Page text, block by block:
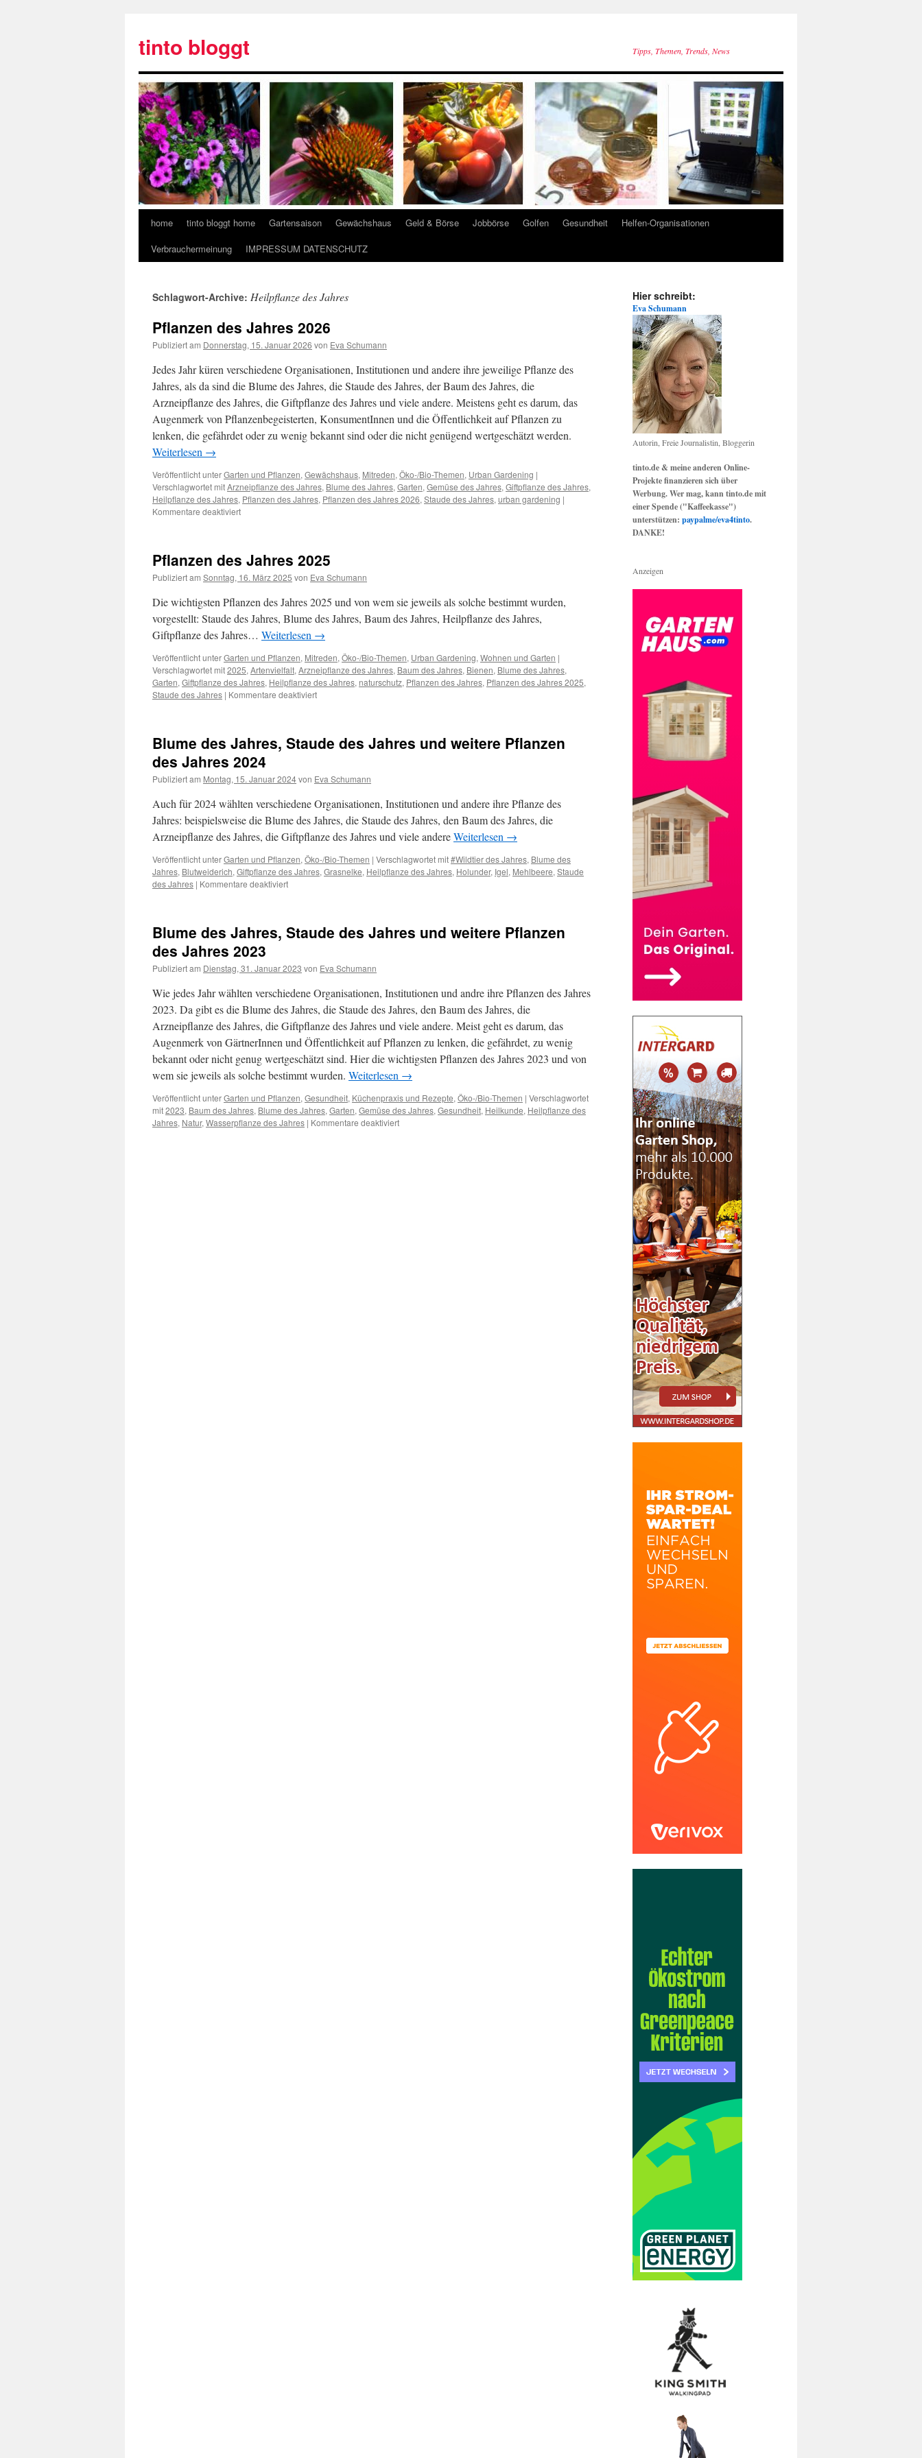
tinto bloggt Tipps, Themen, Trends, News
home tinto bloggt home Gartensaison Gewächshaus Geld & Börse Jobbörse Golfen Gesundheit
Helfen-Organisationen
Verbrauchermeinung
IMPRESSUM DATENSCHUTZ
Schlagwort-Archive: Heilpflanze des Jahres
Pflanzen des Jahres 2026
Publiziert am Donnerstag, 15. Januar 2026 von Eva Schumann
Jedes Jahr küren verschiedene Organisationen, Institutionen und andere ihre jeweilige Pflanze des
Jahres, als da sind die Blume des Jahres, die Staude des Jahres, der Baum des Jahres, die
Arzneipflanze des Jahres, die Giftpflanze des Jahres und viele andere. Meistens geht es darum, das
Augenmerk von Pflanzenbegeisterten, KonsumentInnen und die Öffentlichkeit auf Pflanzen zu
lenken, die gefährdet oder zu wenig bekannt sind oder die nicht genügend wertgeschätzt werden.
Weiterlesen →
Veröffentlicht unterGarten und Pflanzen, Gewächshaus, Mitreden, Öko-/Bio-Themen, Urban Gardening |
Verschlagwortet mitArzneipflanze des Jahres, Blume des Jahres, Garten, Gemüse des Jahres, Giftpflanze des Jahres,
Heilpflanze des Jahres, Pflanzen des Jahres, Pflanzen des Jahres 2026, Staude des Jahres, urban gardening |
Kommentare deaktiviert
Pflanzen des Jahres 2025
Publiziert am Sonntag, 16. März 2025 von Eva Schumann
Die wichtigsten Pflanzen des Jahres 2025 und von wem sie jeweils als solche bestimmt wurden,
vorgestellt: Staude des Jahres, Blume des Jahres, Baum des Jahres, Heilpflanze des Jahres,
Giftpflanze des Jahres… Weiterlesen →
Veröffentlicht unterGarten und Pflanzen, Mitreden, Öko-/Bio-Themen, Urban Gardening, Wohnen und Garten |
Verschlagwortet mit2025, Artenvielfalt, Arzneipflanze des Jahres, Baum des Jahres, Bienen, Blume des Jahres,
Garten, Giftpflanze des Jahres, Heilpflanze des Jahres, naturschutz, Pflanzen des Jahres, Pflanzen des Jahres 2025,
Staude des Jahres | Kommentare deaktiviert
Blume des Jahres, Staude des Jahres und weitere Pflanzen
des Jahres 2024
Publiziert am Montag, 15. Januar 2024von Eva Schumann
Auch für 2024 wählten verschiedene Organisationen, Institutionen und andere ihre Pflanze des
Jahres: beispielsweise die Blume des Jahres, die Staude des Jahres, den Baum des Jahres, die
Arzneipflanze des Jahres, die Giftpflanze des Jahres und viele andereWeiterlesen →
Veröffentlicht unterGarten und Pflanzen, Öko-/Bio-Themen | Verschlagwortet mit#Wildtier des Jahres, Blume des
Jahres, Blutweiderich, Giftpflanze des Jahres, Grasnelke, Heilpflanze des Jahres, Holunder, Igel, Mehlbeere, Staude
des Jahres | Kommentare deaktiviert
Blume des Jahres, Staude des Jahres und weitere Pflanzen
des Jahres 2023
Publiziert am Dienstag, 31. Januar 2023 von Eva Schumann
Wie jedes Jahr wählten verschiedene Organisationen, Institutionen und andre ihre Pflanzen des Jahres
2023. Da gibt es die Blume des Jahres, die Staude des Jahres, den Baum des Jahres, die
Arzneipflanze des Jahres, die Giftpflanze des Jahres und viele andere. Meist geht es darum, das
Augenmerk von GärtnerInnen und Öffentlichkeit auf Pflanzen zu lenken, die gefährdet, zu wenig
bekannt oder nicht genug wertgeschätzt sind. Hier die wichtigsten Pflanzen des Jahres 2023 und von
wem sie jeweils als solche bestimmt wurden. Weiterlesen →
Veröffentlicht unterGarten und Pflanzen, Gesundheit, Küchenpraxis und Rezepte, Öko-/Bio-Themen | Verschlagwortet
mit2023, Baum des Jahres, Blume des Jahres, Garten, Gemüse des Jahres, Gesundheit, Heilkunde, Heilpflanze des
Jahres, Natur, Wasserpflanze des Jahres | Kommentare deaktiviert
Hier schreibt:
Eva Schumann
Autorin, Freie Journalistin, Bloggerin
tinto.de & meine anderen Online-
Projekte finanzieren sich über
Werbung. Wer mag, kann tinto.de mit
einer Spende ("Kaffeekasse")
unterstützen: paypalme/eva4tinto.
DANKE!
Anzeigen